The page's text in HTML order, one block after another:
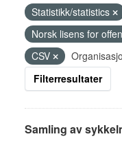
Statistikk/statistics
Norsk lisens for
CSV
Filterresultater
Samling av